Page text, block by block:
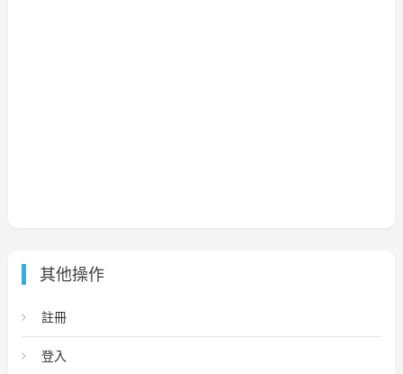
其他操作
註冊
登入